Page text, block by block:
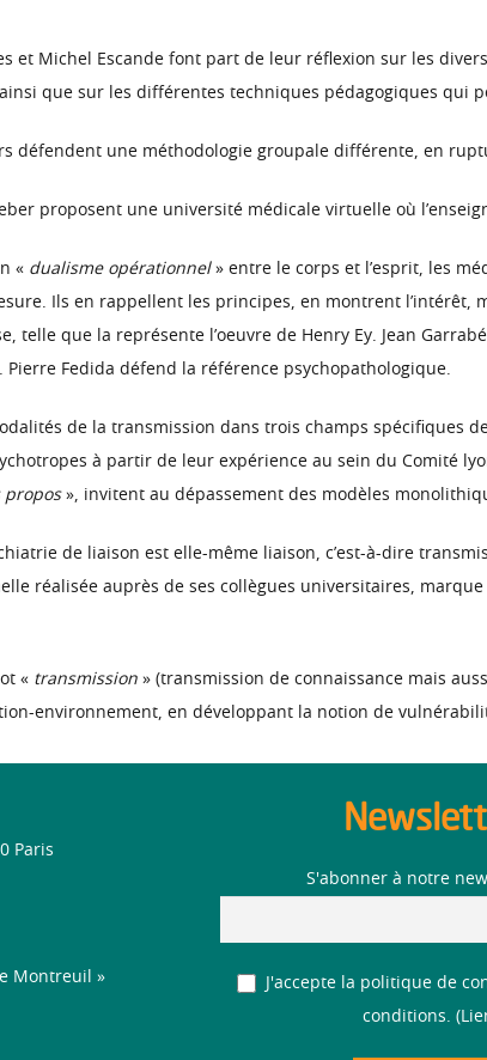
et Michel Escande font part de leur réflexion sur les
que sur les différentes techniques pédagogiques qui
défendent une méthodologie groupale différente, en
proposent une université médicale virtuelle où
« dualisme opérationnel» entre le corps et l’esprit, les
Ils en rappellent les principes, en montrent l’intérêt,
telle que la représente l’oeuvre de Henry Ey. Jean
Fedida défend la référence psychopathologique.
de la transmission dans trois champs spécifiques
à partir de leur expérience au sein du Comité
propos», invitent au dépassement des modèles
de liaison est elle-même liaison, c’est-à-dire
réalisée auprès de ses collègues universitaires,
« transmission » (transmission de connaissance mais
environnement, en développant la notion de
Paris
Montreuil »
S'abonner à notre
J'accepte la politique de
conditions. (